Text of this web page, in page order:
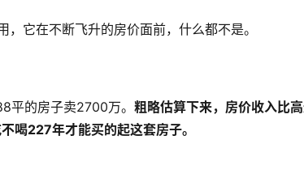
它在不断飞升的房价面前，什么都不是。
平的房子卖2700万。 粗略估算下来，房价收入比
喝227年才能买的起这套房子。